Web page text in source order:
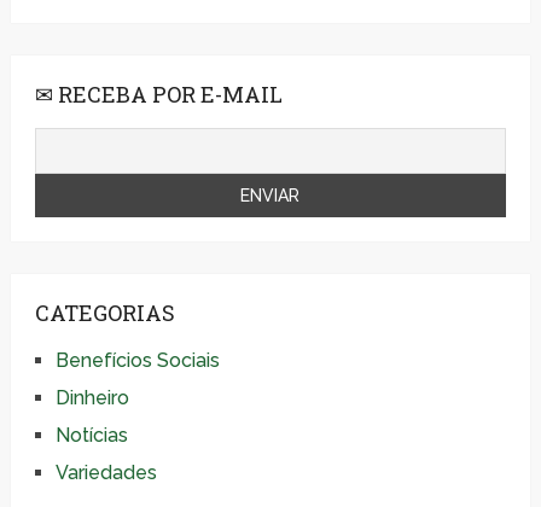
✉ RECEBA POR E-MAIL
CATEGORIAS
Benefícios Sociais
Dinheiro
Notícias
Variedades